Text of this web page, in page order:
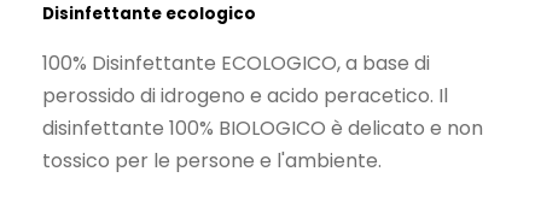
p
r
e
z
z
p
r
e
z
z
Disinfettante ecologico
100% Disinfettante ECOLOGICO, a base di
perossido di idrogeno e acido peracetico. Il
disinfettante 100% BIOLOGICO è delicato e non
tossico per le persone e l'ambiente.